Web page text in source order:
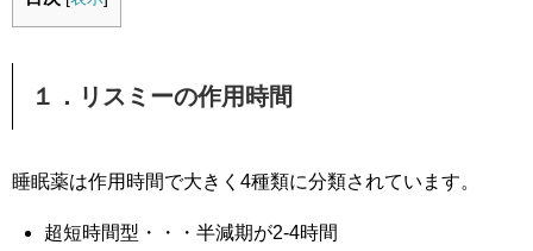
１．リスミーの作用時間
睡眠薬は作用時間で大きく4種類に分類されています。
超短時間型・・・半減期が2-4時間